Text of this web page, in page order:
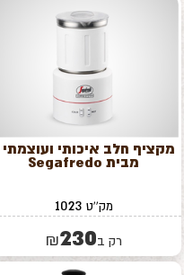
מקציף חלב איכותי
מבית Segafredo
מק''ט 1023
רק ב ₪230